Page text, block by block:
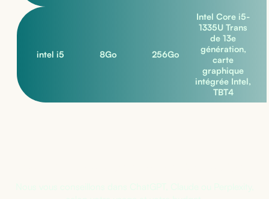
intel i5 8Go 256Go
Intel Core i5-
1335U Trans
de 13e
génération,
carte
graphique
intégrée Intel,
TBT4